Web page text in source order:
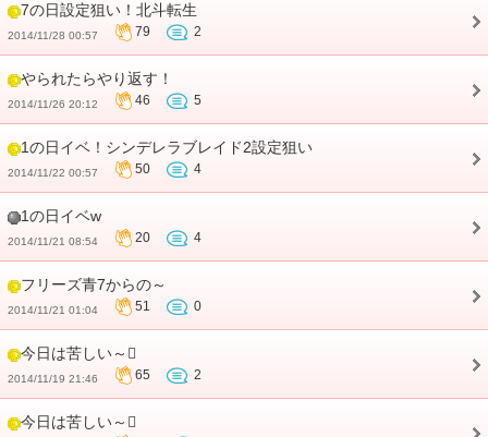
7の日設定狙い！北斗転生
2014/11/28 00:57 79 2
やられたらやり返す！
2014/11/26 20:12 46 5
1の日イベ！シンデレラブレイド2設定狙い
2014/11/22 00:57 50 4
1の日イベw
2014/11/21 08:54 20 4
フリーズ青7からの～
2014/11/21 01:04 51 0
今日は苦しい～
2014/11/19 21:46 65 2
今日は苦しい～